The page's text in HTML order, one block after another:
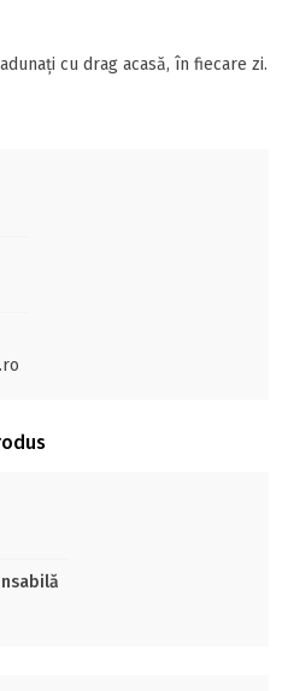
cu drag acasă, în fiecare zi.